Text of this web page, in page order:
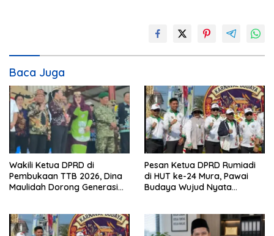
Baca Juga
Wakili Ketua DPRD di
Pembukaan TTB 2026, Dina
Maulidah Dorong Generasi
Pesan Ketua DPRD Rumiadi
di HUT ke-24 Mura, Pawai
Budaya Wujud Nyata